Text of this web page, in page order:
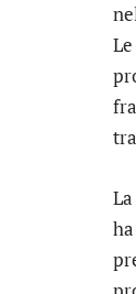
La